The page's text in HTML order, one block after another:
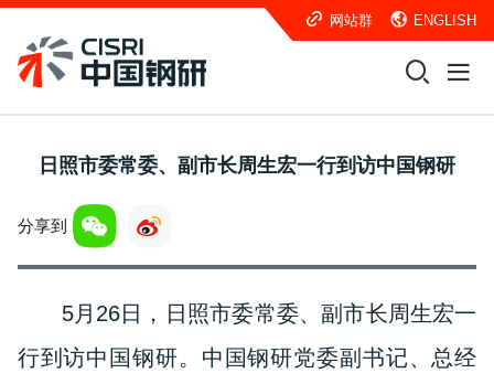
网站群 ENGLISH
日照市委常委、副市长周生宏一行到访中国钢研
分享到
5月26日，日照市委常委、副市长周生宏一
行到访中国钢研。中国钢研党委副书记、总经